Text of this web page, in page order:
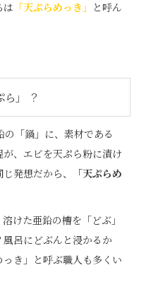
は 「天ぷらめっき」 と呼ん
ら」 ？
「鍋」に、素材である
が、エビを天ぷら粉に漬け
発想だから、
「天ぷらめ
けた亜鉛の槽を「どぶ」
呂にどぶんと浸かるか
き」と呼ぶ職人も多くい